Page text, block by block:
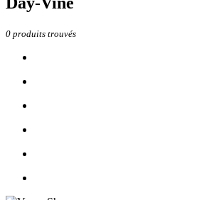
0 produits trouvés